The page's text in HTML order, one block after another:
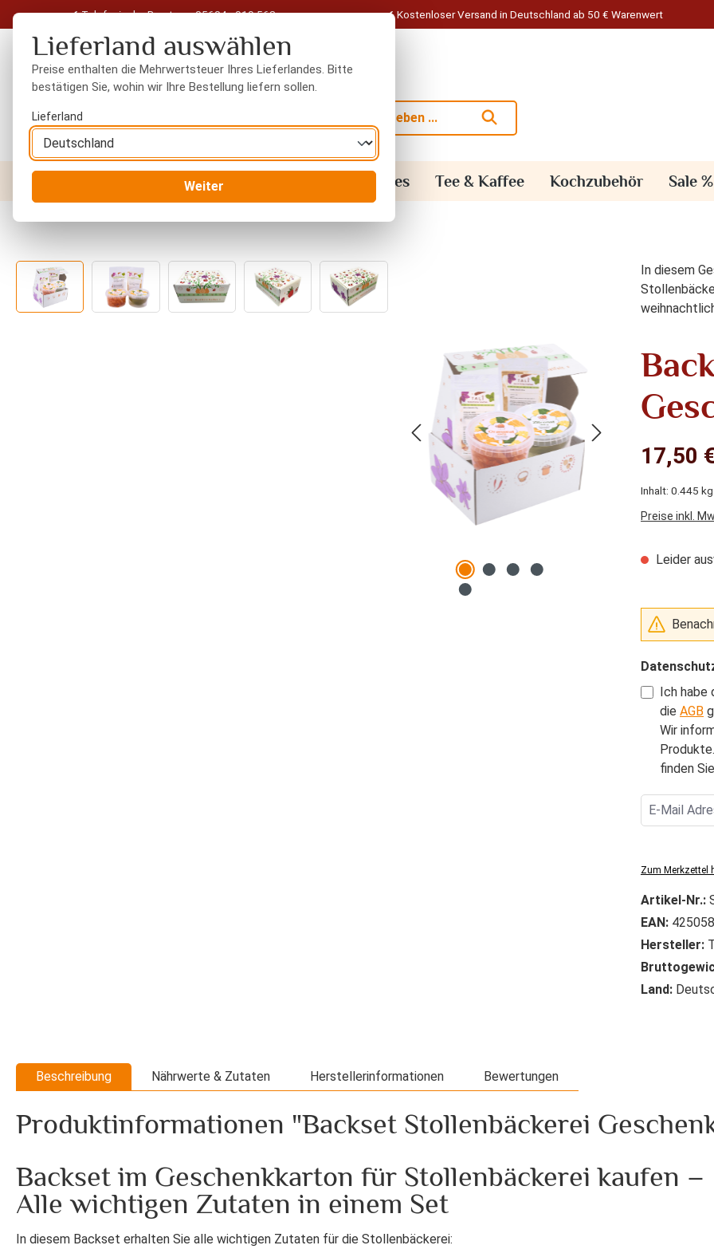
Hauptinhalt springen
Zur Suche springen
Zur Hauptnavigation springen
Telefonische Beratung: 05604 - 919 563 Kostenloser Versand in Deutschland ab 50 € Warenwert
Trockenfrüchte Gewürze Orientalisches Tee & Kaffee Kochzubehör Sale %
Bildergalerie überspringen
In diesem
17,50
Inhalt: 0.445 kg
Preise inkl.
Leider
Ich habe
die AGB
Wir
finden
Zum Merkzettel
Artikel-Nr.:
EAN:
Hersteller:
Land:
Beschreibung Nährwerte & Zutaten Herstellerinformationen Bewertungen
Produktinformationen "Backset Stollenbäckerei
Backset im Geschenkkarton für Stollenbäckerei kaufen –
Alle wichtigen Zutaten in einem Set
In diesem Backset erhalten Sie alle wichtigen Zutaten für die Stollenbäckerei:
Lieferland auswählen
Preise enthalten die Mehrwertsteuer Ihres Lieferlandes. Bitte
bestätigen Sie, wohin wir Ihre Bestellung liefern sollen.
Lieferland
Weiter